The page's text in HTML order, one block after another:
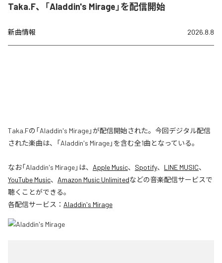
Taka.F、「Aladdin's Mirage」を配信開始
新曲情報 2026.8.8
Taka.Fの「Aladdin's Mirage」が配信開始された。今回デジタル配信
された楽曲は、「Aladdin's Mirage」を含む全1曲となっている。
なお「Aladdin's Mirage」は、 Apple Music、 Spotify、 LINE MUSIC、
YouTube Music、 Amazon Music Unlimitedなどの音楽配信サービスで
聴くことができる。
各配信サービス： Aladdin's Mirage